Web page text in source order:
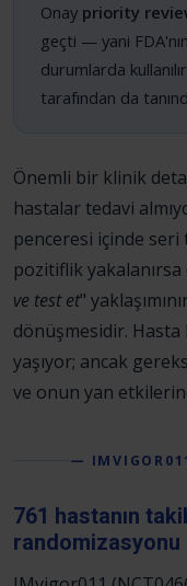
Onay priority
geçti — yani
durumlarda
tarafından da
Önemli bir klinik
hastalar tedavi
penceresi içinde
pozitiflik yakalanırsa
ve test et"
dönüşmesidir.
yaşıyor; ancak
ve onun yan
—
761 hastanın
randomizasyonu